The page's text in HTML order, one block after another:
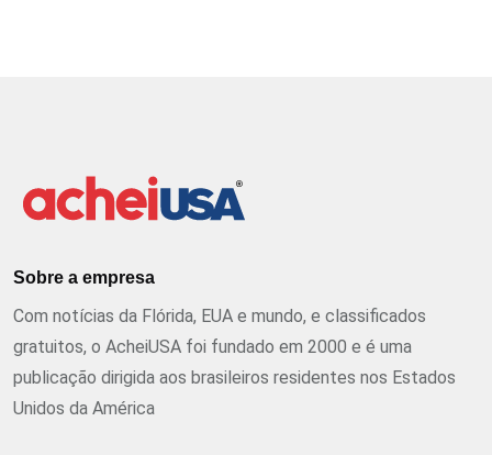
Sobre a empresa
Com notícias da Flórida, EUA e mundo, e classificados
gratuitos, o AcheiUSA foi fundado em 2000 e é uma
publicação dirigida aos brasileiros residentes nos Estados
Unidos da América